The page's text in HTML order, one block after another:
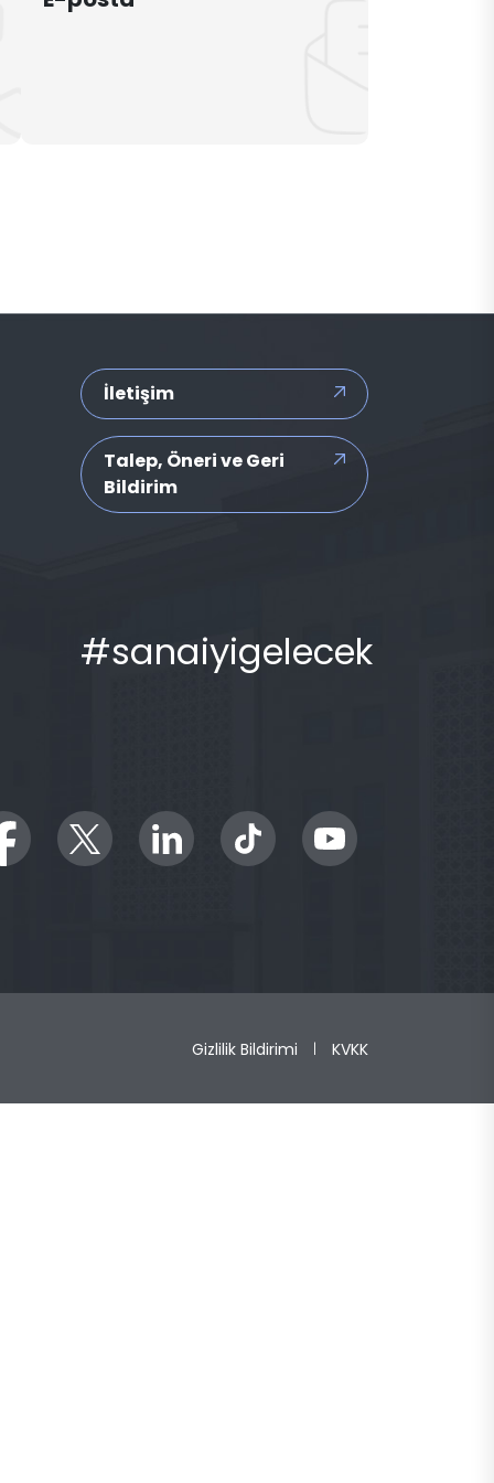
İletişim
Talep, Öneri ve Geri
Bildirim
#sanaiyigelecek
Gizlilik Bildirimi | KVKK